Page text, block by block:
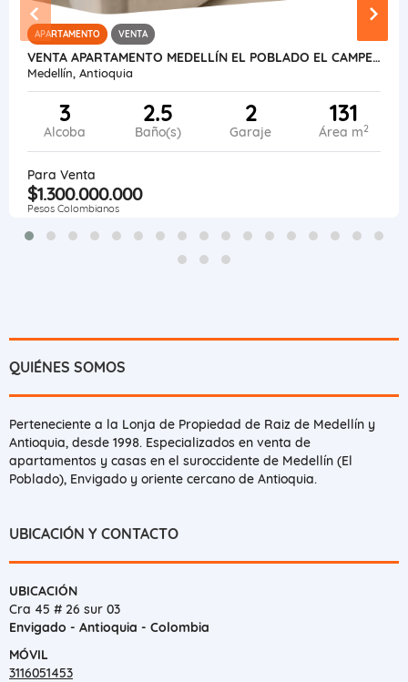
APARTAMENTO VENTA
VENTA APARTAMENTO MEDELLÍN EL POBLADO EL CAMPESTRE.
Medellín, Antioquia
3
Alcoba
2.5
Baño(s)
2
Garaje
131
Área m2
Para Venta
$1.300.000.000
Pesos Colombianos
QUIÉNES SOMOS
Perteneciente a la Lonja de Propiedad de Raiz de Medellín y
Antioquia, desde 1998. Especializados en venta de
apartamentos y casas en el suroccidente de Medellín (El
Poblado), Envigado y oriente cercano de Antioquia.
UBICACIÓN Y CONTACTO
UBICACIÓN
Cra 45 # 26 sur 03
Envigado - Antioquia - Colombia
MÓVIL
3116051453